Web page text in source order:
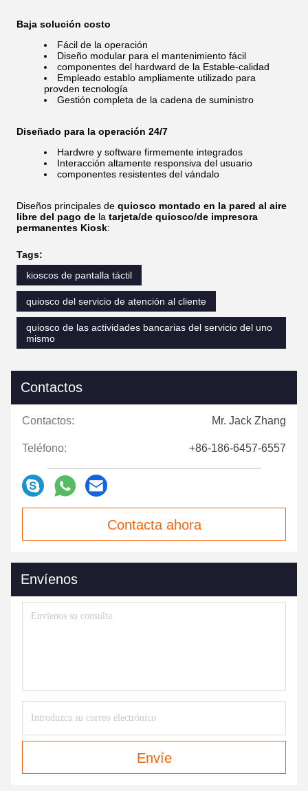
Baja solución costo
Fácil de la operación
Diseño modular para el mantenimiento fácil
componentes del hardward de la Estable-calidad
Empleado establo ampliamente utilizado para
provden tecnología
Gestión completa de la cadena de suministro
Diseñado para la operación 24/7
Hardwre y software firmemente integrados
Interacción altamente responsiva del usuario
componentes resistentes del vándalo
Diseños principales de quiosco montado en la pared al aire
libre del pago de la tarjeta/de quiosco/de impresora
permanentes Kiosk:
Tags:
kioscos de pantalla táctil
quiosco del servicio de atención al cliente
quiosco de las actividades bancarias del servicio del uno
mismo
Contactos
Contactos: Mr. Jack Zhang
Teléfono: +86-186-6457-6557
Contacta ahora
Envíenos
Envíe